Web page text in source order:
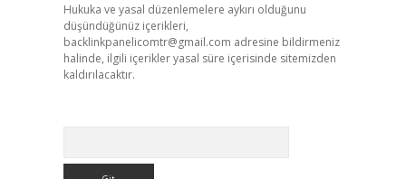
Hukuka ve yasal düzenlemelere aykırı olduğunu
düşündüğünüz içerikleri,
backlinkpanelicomtr@gmail.com adresine bildirmeniz
halinde, ilgili içerikler yasal süre içerisinde sitemizden
kaldırılacaktır.